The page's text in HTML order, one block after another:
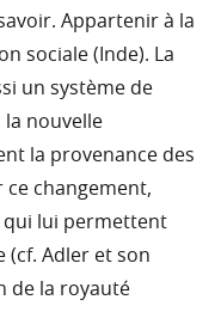
Appartenir à la
sociale (Inde). La
un système de
la nouvelle
la provenance des
ce changement,
qui lui permettent
(cf. Adler et son
de la royauté